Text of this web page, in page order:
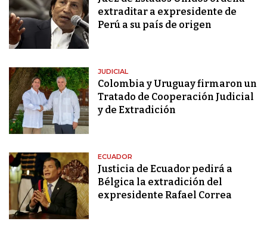
extraditar a expresidente de
Perú a su país de origen
JUDICIAL
Colombia y Uruguay firmaron un
Tratado de Cooperación Judicial
y de Extradición
ECUADOR
Justicia de Ecuador pedirá a
Bélgica la extradición del
expresidente Rafael Correa